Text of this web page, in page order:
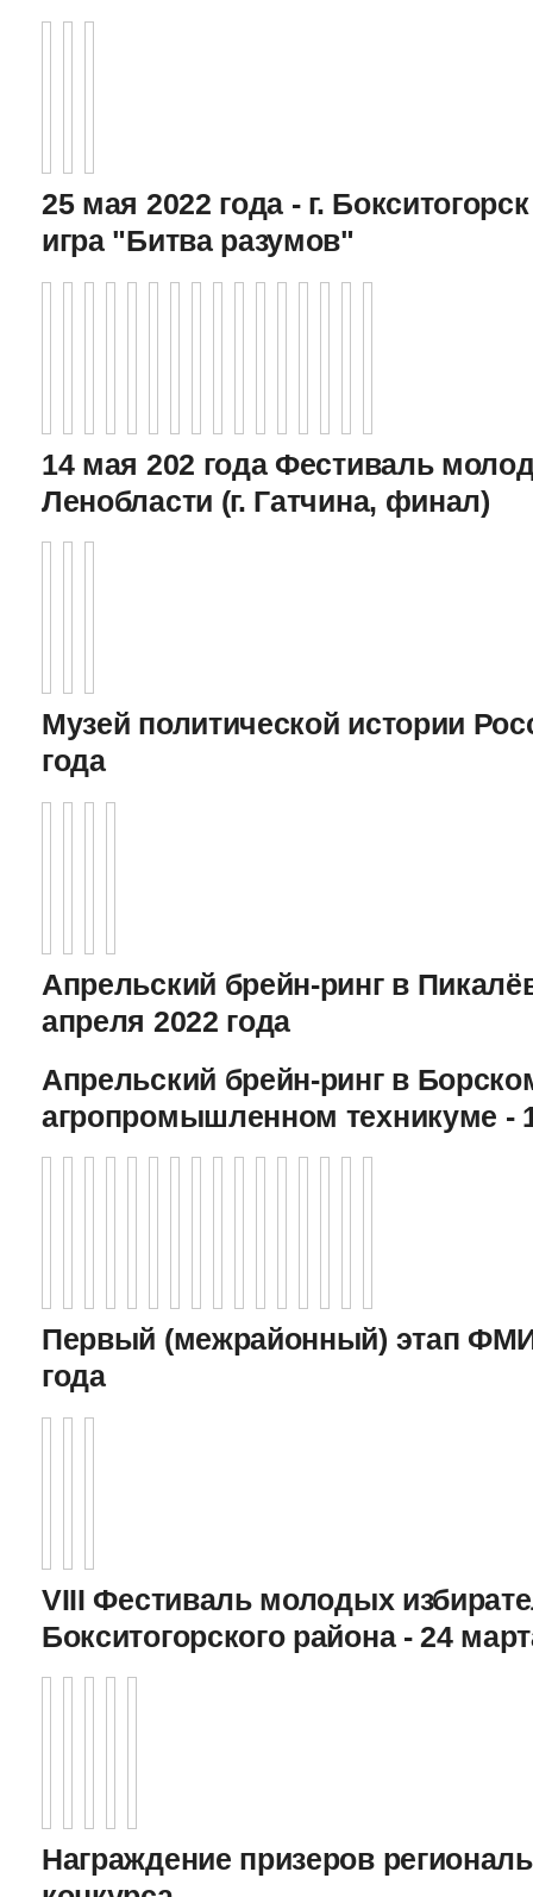
25 мая 2022 года - г.
игра "Битва разумов"
14 мая 202 года Фестиваль
Ленобласти (г. Гатчина, финал)
Музей политической истории
года
Апрельский брейн-ринг в
апреля 2022 года
Апрельский брейн-ринг в
агропромышленном техникуме -
Первый (межрайонный) этап
года
VIII Фестиваль молодых
Бокситогорского района - 24
Награждение призеров